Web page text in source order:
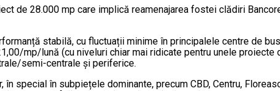
de 28.000 mp care implică reamenajarea fostei clădiri
stabilă, cu fluctuații minime în principalele centre de
mp/lună (cu niveluri chiar mai ridicate pentru unele
semi-centrale și periferice.
special în subpiețele dominante, precum CBD, Centru,